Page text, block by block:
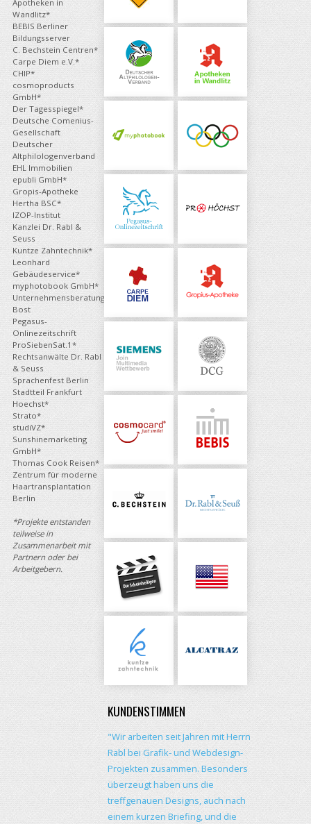
Apotheken in
Wandlitz*
BEBIS Berliner
Bildungsserver
C. Bechstein Centren*
Carpe Diem e.V.*
CHIP*
cosmoproducts
GmbH*
Der Tagesspiegel*
Deutsche Comenius-
Gesellschaft
Deutscher
Altphilologenverband
EHL Immobilien
epubli GmbH*
Gropis-Apotheke
Hertha BSC*
IZOP-Institut
Kanzlei Dr. Rabl &
Seuss
Kuntze Zahntechnik*
Leonhard
Gebäudeservice*
myphotobook GmbH*
Unternehmensberatung
Bost
Pegasus-
Onlinezeitschrift
ProSiebenSat.1*
Rechtsanwälte Dr. Rabl
& Seuss
Sprachenfest Berlin
Stadtteil Frankfurt
Hoechst*
Strato*
studiVZ*
Sunshinemarketing
GmbH*
Thomas Cook Reisen*
Zentrum für moderne
Haartransplantation
Berlin
*Projekte entstanden
teilweise in
Zusammenarbeit mit
Partnern oder bei
Arbeitgebern.
KUNDENSTIMMEN
"Wir arbeiten seit Jahren mit Herrn
Rabl bei Grafik- und Webdesign-
Projekten zusammen. Besonders
überzeugt haben uns die
treffgenauen Designs, auch nach
einem kurzen Briefing, und die